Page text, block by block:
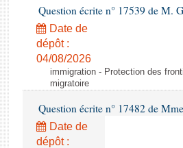
Question écrite n° 17539 de M.
Date de
dépôt :
04/08/2026
immigration - Protection des
migratoire
Question écrite n° 17482 de
Date de
dépôt :